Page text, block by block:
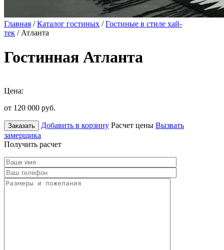
Главная /Каталог гостиных /Гостиные в стиле хай-
тек / Атланта
Гостинная Атланта
Цена:
от 120 000 руб.
Заказать Добавить в корзину Расчет цены Вызвать
замерщика
Получить расчет